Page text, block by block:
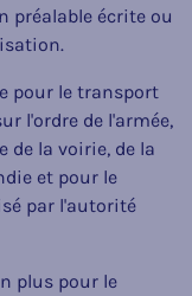
préalable écrite ou
pour le transport
l'ordre de l'armée,
de la voirie, de la
et pour le
par l'autorité
plus pour le